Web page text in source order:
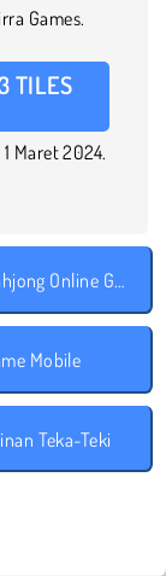
Games.
TILES
Maret 2024.
Game Mahjong Online Gratis
Mobile
Teka-Teki